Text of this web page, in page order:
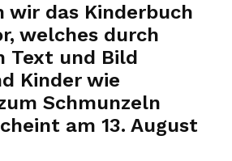
wir das Kinderbuch
welches durch
Text und Bild
Kinder wie
Schmunzeln
am 13. August